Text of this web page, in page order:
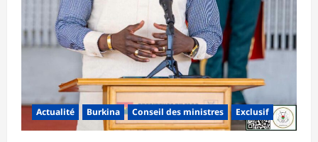
Actualité Burkina Conseil des ministres Exclusif